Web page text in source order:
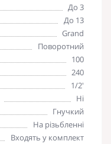
До 3
До 13
Grand
Поворотний
100
240
1/2'
Ні
Гнучкий
На різьбленні
Входять у комплект